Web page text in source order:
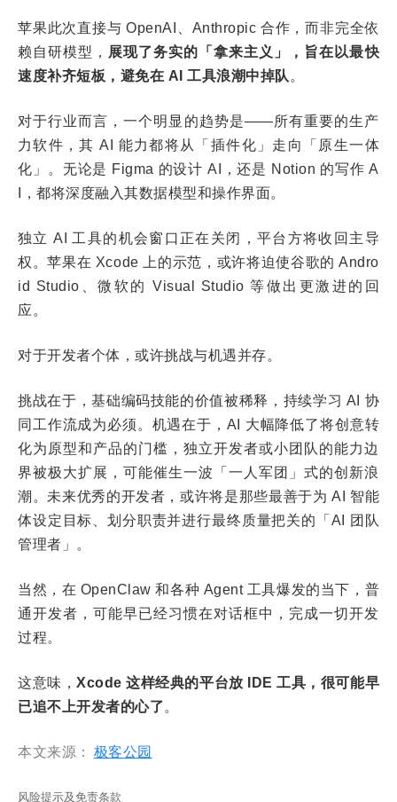
苹果此次直接与 OpenAI、Anthropic 合作，而非完全依
赖自研模型， 展现了务实的「拿来主义」，旨在以最快
速度补齐短板，避免在 AI 工具浪潮中掉队 。
对于行业而言，一个明显的趋势是——所有重要的生产
力软件，其 AI 能力都将从「插件化」走向「原生一体
化」。无论是 Figma 的设计 AI，还是 Notion 的写作 A
I，都将深度融入其数据模型和操作界面。
独立 AI 工具的机会窗口正在关闭，平台方将收回主导
权。苹果在 Xcode 上的示范，或许将迫使谷歌的 Andro
id Studio、微软的 Visual Studio 等做出更激进的回
应。
对于开发者个体，或许挑战与机遇并存。
挑战在于，基础编码技能的价值被稀释，持续学习 AI 协
同工作流成为必须。机遇在于，AI 大幅降低了将创意转
化为原型和产品的门槛，独立开发者或小团队的能力边
界被极大扩展，可能催生一波「一人军团」式的创新浪
潮。未来优秀的开发者，或许将是那些最善于为 AI 智能
体设定目标、划分职责并进行最终质量把关的「AI 团队
管理者」。
当然，在 OpenClaw 和各种 Agent 工具爆发的当下，普
通开发者，可能早已经习惯在对话框中，完成一切开发
过程。
这意味，Xcode 这样经典的平台放 IDE 工具，很可能早
已追不上开发者的心了。
本文来源： 极客公园
风险提示及免责条款